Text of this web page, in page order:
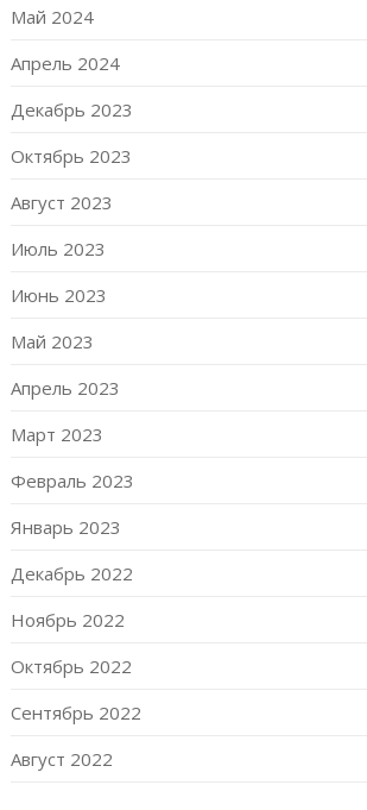
Май 2024
Апрель 2024
Декабрь 2023
Октябрь 2023
Август 2023
Июль 2023
Июнь 2023
Май 2023
Апрель 2023
Март 2023
Февраль 2023
Январь 2023
Декабрь 2022
Ноябрь 2022
Октябрь 2022
Сентябрь 2022
Август 2022